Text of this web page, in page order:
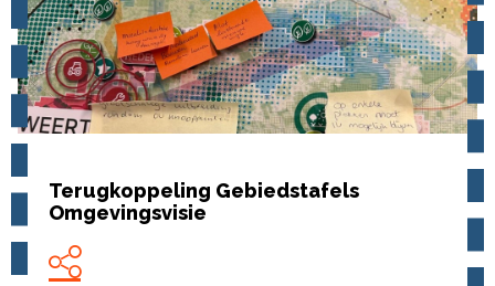
Terugkoppeling Gebiedstafels
Omgevingsvisie